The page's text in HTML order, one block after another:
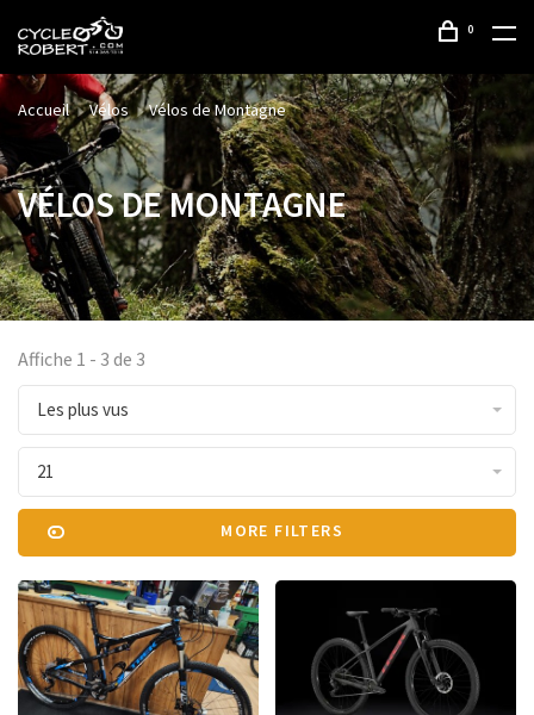
0
Accueil Vélos Vélos de Montagne
VÉLOS DE MONTAGNE
Affiche 1 - 3 de 3
Les plus vus
21
MORE FILTERS